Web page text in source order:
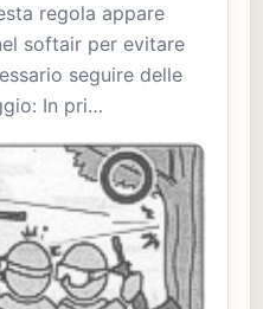
regola appare
softair per evitare
seguire delle
In pri…